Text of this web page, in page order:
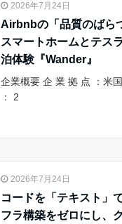
2026年7月24日
Airbnbの「品質のばら
スマートホームとテス
泊体験『Wander』
企業概要 企 業 拠 点 ：米
： 2
2026年7月24日
コードを「テキスト」
フラ構築をゼロにし、